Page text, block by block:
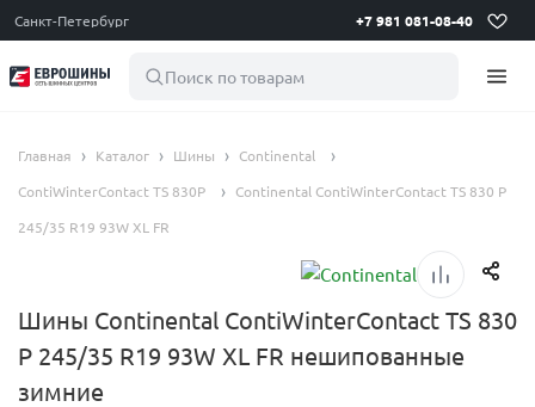
Санкт-Петербург +7 981 081-08-40
Поиск по товарам
Главная Каталог Шины
Continental
ContiWinterContact TS 830P
Continental ContiWinterContact TS 830 P
245/35 R19 93W XL FR
Шины Continental ContiWinterContact TS 830
P 245/35 R19 93W XL FR нешипованные
зимние